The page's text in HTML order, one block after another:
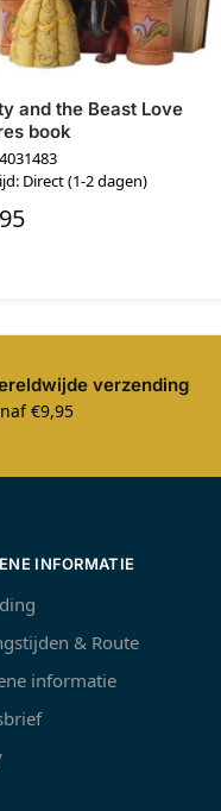
and the Beast Love
book
Direct (1-2 dagen)
verzending
€9,95
INFORMATIE
& Route
informatie